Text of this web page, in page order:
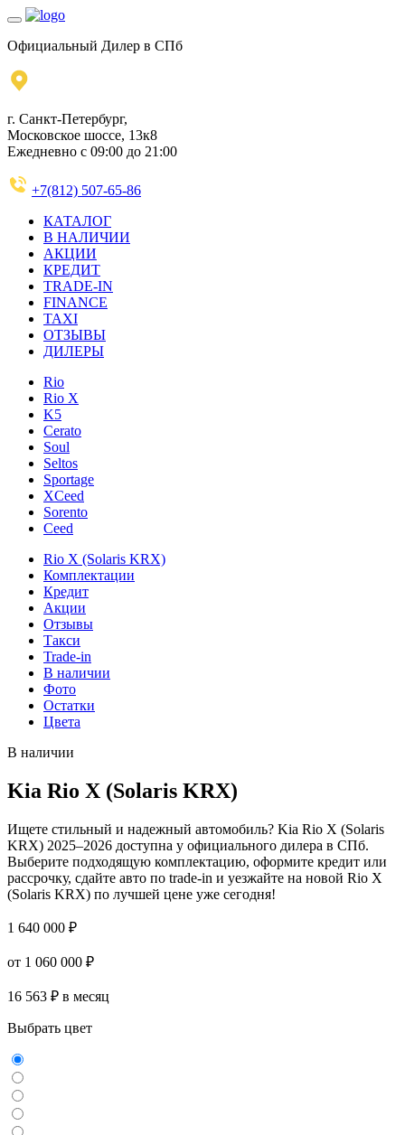
Официальный Дилер в СПб
г. Санкт-Петербург,
Московское шоссе, 13к8
Ежедневно с 09:00 до 21:00
+7(812) 507-65-86
КАТАЛОГ
В НАЛИЧИИ
АКЦИИ
КРЕДИТ
TRADE-IN
FINANCE
TAXI
ОТЗЫВЫ
ДИЛЕРЫ
Rio
Rio X
K5
Cerato
Soul
Seltos
Sportage
XCeed
Sorento
Ceed
Rio X (Solaris KRX)
Комплектации
Кредит
Акции
Отзывы
Такси
Trade-in
В наличии
Фото
Остатки
Цвета
В наличии
Kia Rio X (Solaris KRX)
Ищете стильный и надежный автомобиль? Kia Rio X (Solaris
KRX) 2025–2026 доступна у официального дилера в СПб.
Выберите подходящую комплектацию, оформите кредит или
рассрочку, сдайте авто по trade-in и уезжайте на новой Rio X
(Solaris KRX) по лучшей цене уже сегодня!
1 640 000 ₽
от 1 060 000 ₽
16 563 ₽ в месяц
Выбрать цвет